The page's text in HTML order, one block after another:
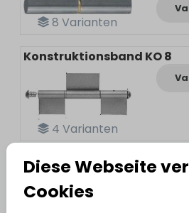
8 Varianten
4 Varianten
Konstruktionsband KO 8
Türfitschband G3
Diese Webseite
Cookies